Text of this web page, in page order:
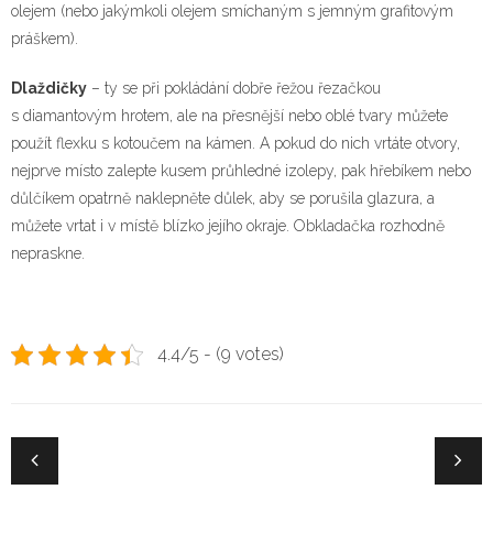
olejem (nebo jakýmkoli olejem smíchaným s jemným grafitovým
práškem).
Dlaždičky – ty se při pokládání dobře řežou řezačkou
s diamantovým hrotem, ale na přesnější nebo oblé tvary můžete
použít flexku s kotoučem na kámen. A pokud do nich vrtáte otvory,
nejprve místo zalepte kusem průhledné izolepy, pak hřebíkem nebo
důlčíkem opatrně naklepněte důlek, aby se porušila glazura, a
můžete vrtat i v místě blízko jejího okraje. Obkladačka rozhodně
nepraskne.
4.4/5 - (9 votes)